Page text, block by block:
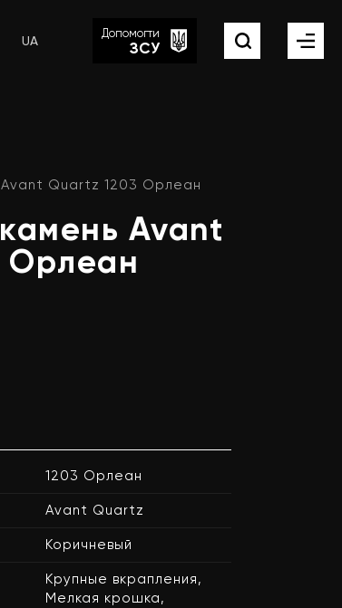
UA
Допомогти
ЗСУ
Avant Quartz 1203 Орлеан
камень Avant
Орлеан
1203 Орлеан
Avant Quartz
Коричневый
Крупные вкрапления,
Мелкая крошка,